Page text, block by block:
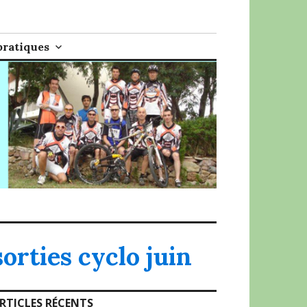
cyclo juin
RÉCENTS